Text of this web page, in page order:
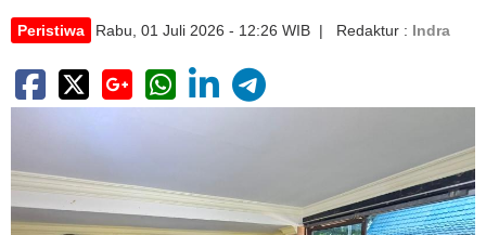
Peristiwa Rabu, 01 Juli 2026 - 12:26 WIB | Redaktur : Indra